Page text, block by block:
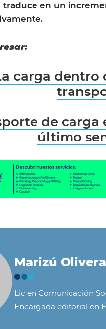
traduce en un
carga dentro
de carga
último
Marizú
Lic en Comunicación
Encargada editorial en